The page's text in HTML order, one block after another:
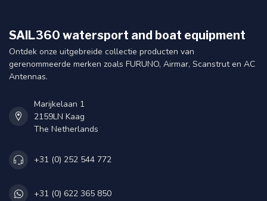
SAIL360 watersport and boat equipment
Ontdek onze uitgebreide collectie producten van
gerenommeerde merken zoals FURUNO, Airmar, Scanstrut en AC
Antennas.
Marijkelaan 1
2159LN Kaag
The Netherlands
+31 (0) 252 544 772
+31 (0) 622 365 850